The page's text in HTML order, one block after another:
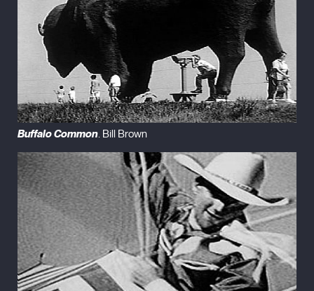
Buffalo Common. Bill Brown